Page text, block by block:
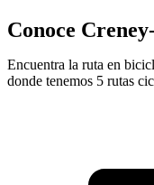
Conoce
Encuentra la ruta en
donde tenemos 5 rutas